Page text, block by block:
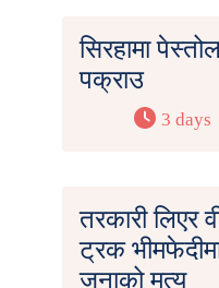
सिरहामा
पक्राउ
3 days
तरकारी लिएर
ट्रक
जनाको मृत्यु